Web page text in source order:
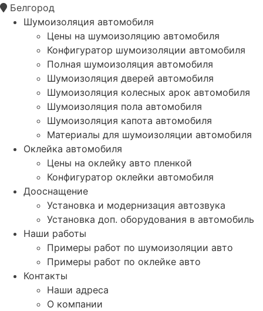
Белгород
Шумоизоляция автомобиля
Цены на шумоизоляцию автомобиля
Конфигуратор шумоизоляции автомобиля
Полная шумоизоляция автомобиля
Шумоизоляция дверей автомобиля
Шумоизоляция колесных арок автомобиля
Шумоизоляция пола автомобиля
Шумоизоляция капота автомобиля
Материалы для шумоизоляции автомобиля
Оклейка автомобиля
Цены на оклейку авто пленкой
Конфигуратор оклейки автомобиля
Дооснащение
Установка и модернизация автозвука
Установка доп. оборудования в автомобиль
Наши работы
Примеры работ по шумоизоляции авто
Примеры работ по оклейке авто
Контакты
Наши адреса
О компании